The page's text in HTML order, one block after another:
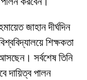
জাহান দীর্ঘদিন
শিক্ষকতা
সর্বশেষ তিনি
দায়িত্ব পালন